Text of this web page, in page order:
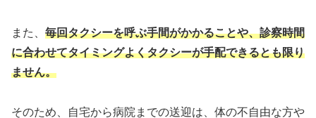
また、 毎回タクシーを呼ぶ手間がかかることや、診察時間
に合わせてタイミングよくタクシーが手配できるとも限り
ません。
そのため、自宅から病院までの送迎は、体の不自由な方や